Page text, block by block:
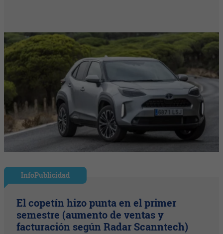
InfoPublicidad
El copetín hizo punta en el primer
semestre (aumento de ventas y
facturación según Radar Scanntech)